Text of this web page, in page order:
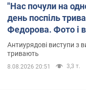
"Нас почули на
день поспіль
Федорова. Фото і
Антиурядові виступи з
тривають
8.08.2026 20:51 3,3 т.